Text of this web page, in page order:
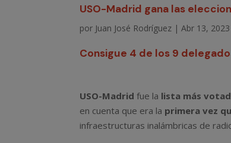
USO-Madrid gana las
por Juan José Rodríguez |Abr 13, 2023
Consigue 4 de los 9
USO-Madrid fue la lista más
en cuenta que era la primera vez
infraestructuras inalámbricas de